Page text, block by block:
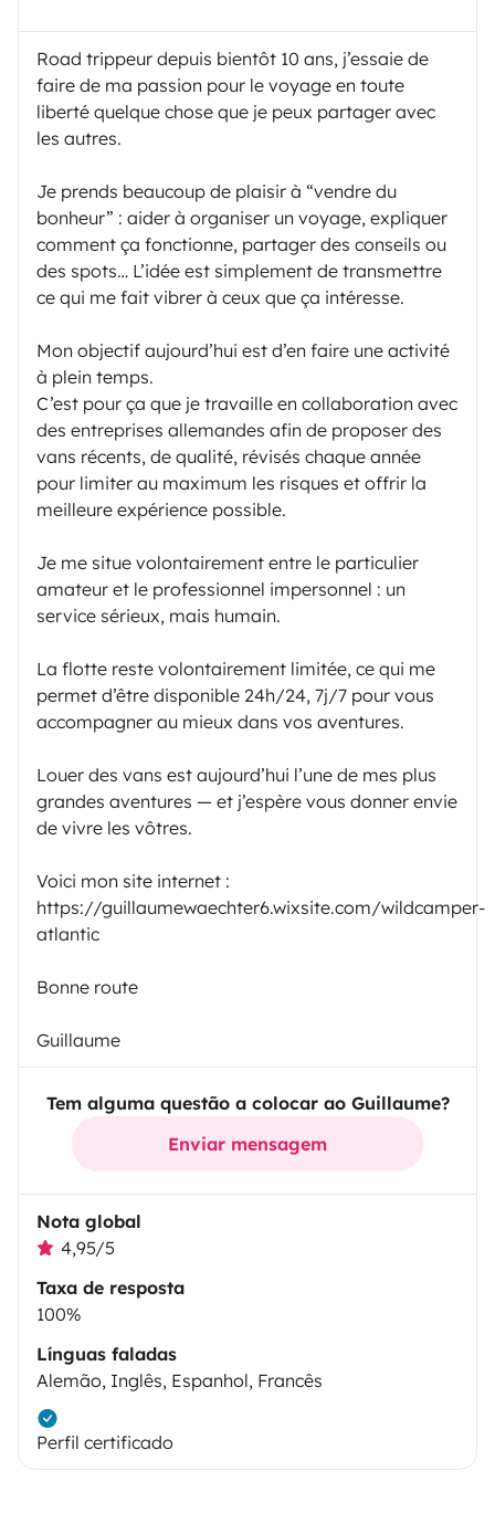
Road trippeur depuis bientôt 10 ans, j’essaie de
faire de ma passion pour le voyage en toute
liberté quelque chose que je peux partager avec
les autres.
Je prends beaucoup de plaisir à “vendre du
bonheur” : aider à organiser un voyage, expliquer
comment ça fonctionne, partager des conseils ou
des spots… L’idée est simplement de transmettre
ce qui me fait vibrer à ceux que ça intéresse.
Mon objectif aujourd’hui est d’en faire une activité
à plein temps.
C’est pour ça que je travaille en collaboration avec
des entreprises allemandes afin de proposer des
vans récents, de qualité, révisés chaque année
pour limiter au maximum les risques et offrir la
meilleure expérience possible.
Je me situe volontairement entre le particulier
amateur et le professionnel impersonnel : un
service sérieux, mais humain.
La flotte reste volontairement limitée, ce qui me
permet d’être disponible 24h/24, 7j/7 pour vous
accompagner au mieux dans vos aventures.
Louer des vans est aujourd’hui l’une de mes plus
grandes aventures — et j’espère vous donner envie
de vivre les vôtres.
Voici mon site internet :
https://guillaumewaechter6.wixsite.com/wildcamper-
atlantic
Bonne route
Guillaume
Tem alguma questão a colocar ao Guillaume?
Enviar mensagem
Nota global
4,95/5
Taxa de resposta
100%
Línguas faladas
Alemão, Inglês, Espanhol, Francês
Perfil certificado